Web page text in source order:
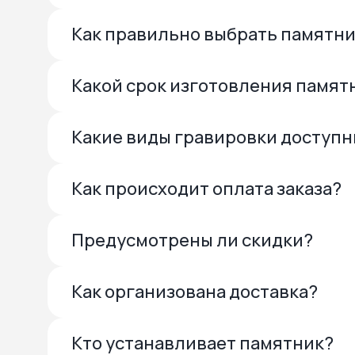
Как правильно выбрать
Какой срок изготовления
Какие виды гравировки
Как происходит оплата заказа?
Предусмотрены ли скидки?
Как организована доставка?
Кто устанавливает памятник?